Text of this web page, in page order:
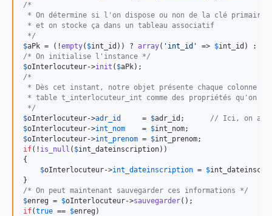
/*
* On détermine si l'on dispose ou non de la clé primaire
* et on stocke ça dans un tableau associatif
*/
$aPk = (!empty( $int_id )) ? array( ' int_id ' => $int_id ) :
/* On initialise l'instance */
$oInterlocuteur->init ( $aPk
/*
* Dès cet instant, notre objet présente chaque colonne
* table t_interlocuteur_int comme des propriétés qu'on
*/
$oInterlocuteur->adr_id
     =
$adr_id ; // Ici, on
$oInterlocuteur->int_nom
    =
$int_nom
$oInterlocuteur->int_prenom = $int_prenom
if(! is_null ( $int_dateinscription))
{
$oInterlocuteur->int_dateinscription = $
/* On peut maintenant sauvegarder ces informations */
$enreg = $oInterlocuteur->sauvegarder
if(true == $enreg )